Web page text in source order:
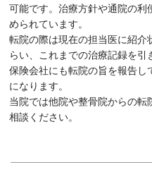
可能です。治療方針や通院の
められています。
転院の際は現在の担当医に紹
らい、これまでの治療記録を引
保険会社にも転院の旨を報告
になります。
当院では他院や整骨院からの
相談ください。